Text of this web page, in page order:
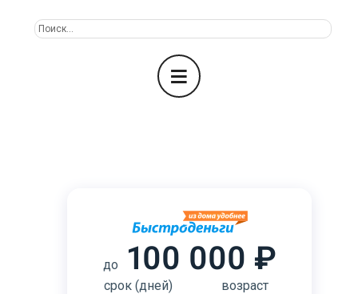
до 100 000 ₽
срок (дней) возраст